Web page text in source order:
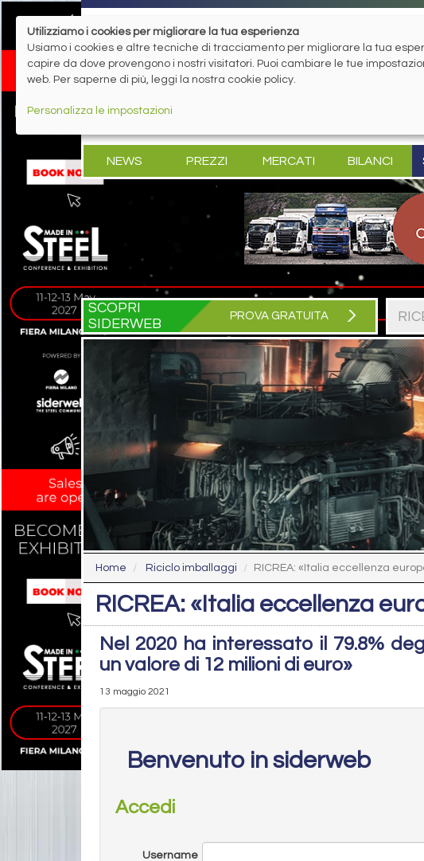
NEWS PREZZI MERCATI BILANCI
SCOPRI
SIDERWEB
PROVA GRATUITA
Home Riciclo imballaggi RICREA: «Italia eccellenza
RICREA: «Italia eccellenza
Nel 2020 ha interessato il 79.8%
un valore di 12 milioni di euro»
13 maggio 2021
Benvenuto in siderweb
Accedi
Username
Utilizziamo i cookies per migliorare la tua esperienza
Usiamo i cookies e altre tecniche di tracciamento per migliorare la tua
capire da dove provengono i nostri visitatori. Puoi cambiare le tue
web. Per saperne di più, leggi la nostra cookie policy.
Personalizza le impostazioni